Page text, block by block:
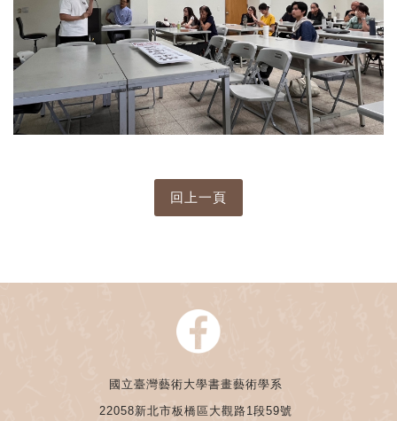
國立臺灣藝術大學書畫藝術學系
22058新北市板橋區大觀路1段59號